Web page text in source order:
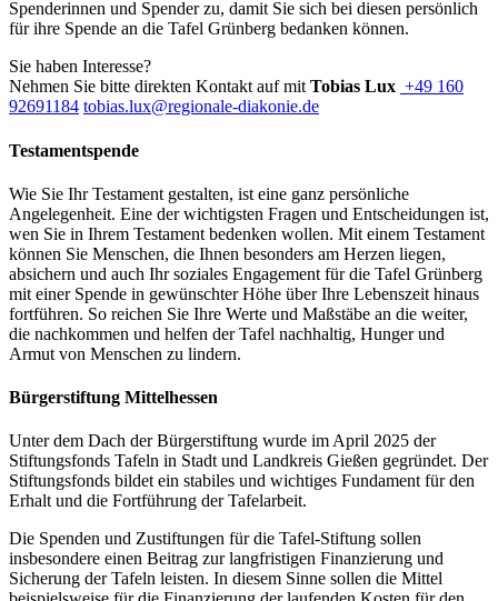
Spenderinnen und Spender zu, damit Sie sich bei diesen persönlich
für ihre Spende an die Tafel Grünberg bedanken können.
Sie haben Interesse?
Nehmen Sie bitte direkten Kontakt auf mit Tobias Lux +49 160
92691184 tobias.lux​@regionale-diakonie.de
Testamentspende
Wie Sie Ihr Testament gestalten, ist eine ganz persönliche
Angelegenheit. Eine der wichtigsten Fragen und Entscheidungen ist,
wen Sie in Ihrem Testament bedenken wollen. Mit einem Testament
können Sie Menschen, die Ihnen besonders am Herzen liegen,
absichern und auch Ihr soziales Engagement für die Tafel Grünberg
mit einer Spende in gewünschter Höhe über Ihre Lebenszeit hinaus
fortführen. So reichen Sie Ihre Werte und Maßstäbe an die weiter,
die nachkommen und helfen der Tafel nachhaltig, Hunger und
Armut von Menschen zu lindern.
Bürgerstiftung Mittelhessen
Unter dem Dach der Bürgerstiftung wurde im April 2025 der
Stiftungsfonds Tafeln in Stadt und Landkreis Gießen gegründet. Der
Stiftungsfonds bildet ein stabiles und wichtiges Fundament für den
Erhalt und die Fortführung der Tafelarbeit.
Die Spenden und Zustiftungen für die Tafel-Stiftung sollen
insbesondere einen Beitrag zur langfristigen Finanzierung und
Sicherung der Tafeln leisten. In diesem Sinne sollen die Mittel